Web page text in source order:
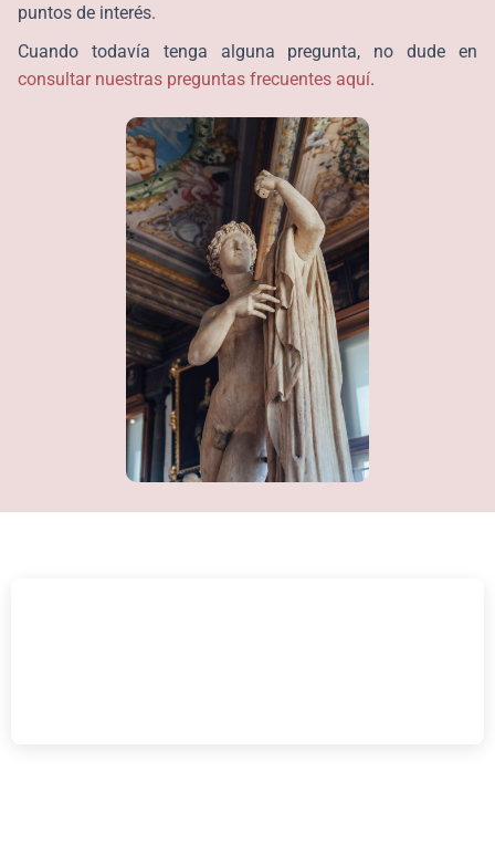
puntos de interés.
Cuando todavía tenga alguna pregunta, no dude en
consultar nuestras preguntas frecuentes aquí.